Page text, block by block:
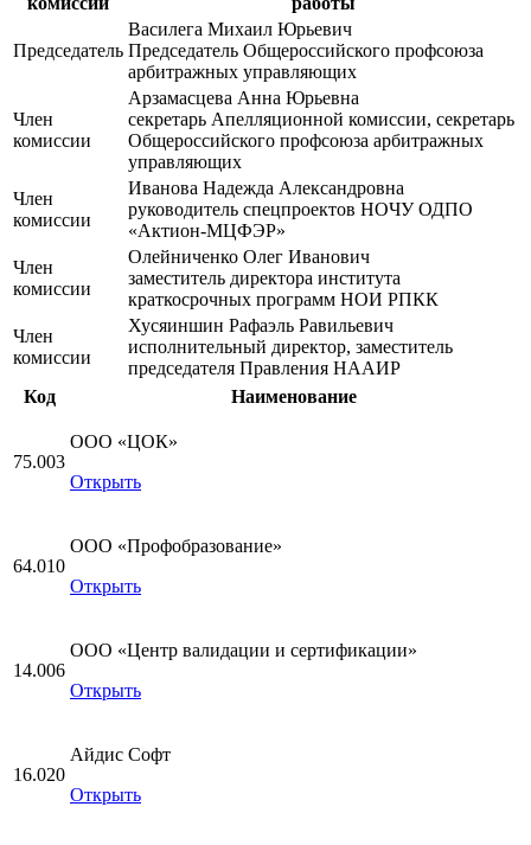
Председатель
Василега Михаил Юрьевич
Председатель Общероссийского профсоюза
арбитражных управляющих
Член
комиссии
Арзамасцева Анна Юрьевна
секретарь Апелляционной комиссии, секретарь
Общероссийского профсоюза арбитражных
управляющих
Член
комиссии
Иванова Надежда Александровна
руководитель спецпроектов НОЧУ ОДПО
«Актион-МЦФЭР»
Член
комиссии
Олейниченко Олег Иванович
заместитель директора института
краткосрочных программ НОИ РПКК
Член
комиссии
Хусяиншин Рафаэль Равильевич
исполнительный директор, заместитель
председателя Правления НААИР
Код
Наименование
75.003
ООО «ЦОК»
Открыть
64.010
ООО «Профобразование»
Открыть
14.006
ООО «Центр валидации и сертификации»
Открыть
16.020
Айдис Софт
Открыть